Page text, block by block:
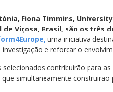
Fiona Timmins,
de Viçosa, Brasil, são os três
uma iniciativa
e reforçar o
contribuirão para
simultaneamente